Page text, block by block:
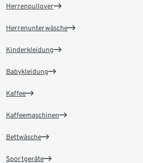
Herrenpullover
Herrenunterwäsche
Kinderkleidung
Babykleidung
Kaffee
Kaffeemaschinen
Bettwäsche
Sportgeräte